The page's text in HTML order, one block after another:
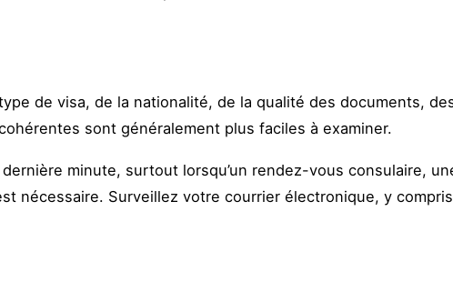
de visa, de la nationalité, de la qualité des documents,
sont généralement plus faciles à examiner.
minute, surtout lorsqu’un rendez-vous consulaire,
nécessaire. Surveillez votre courrier électronique, y